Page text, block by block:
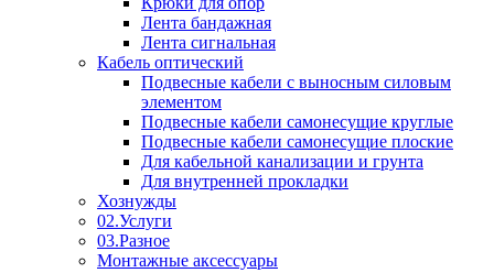
Лента бандажная
Лента сигнальная
Кабель оптический
Подвесные кабели с выносным силовым
элементом
Подвесные кабели самонесущие круглые
Подвесные кабели самонесущие плоские
Для кабельной канализации и грунта
Для внутренней прокладки
Хознужды
02.Услуги
03.Разное
Монтажные аксессуары